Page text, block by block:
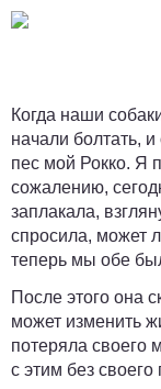
Когда наши
начали болтать,
пес мой Рокко. Я
сожалению,
заплакала,
спросила, может
теперь мы обе
После этого она
может изменить
потеряла своего
с этим без